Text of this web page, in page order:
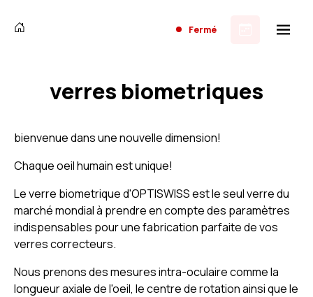
Fermé
verres biometriques
bienvenue dans une nouvelle dimension!
Chaque oeil humain est unique!
Le verre biometrique d'OPTISWISS est le seul verre du
marché mondial à prendre en compte des paramètres
indispensables pour une fabrication parfaite de vos
verres correcteurs.
Nous prenons des mesures intra-oculaire comme la
longueur axiale de l'oeil, le centre de rotation ainsi que le